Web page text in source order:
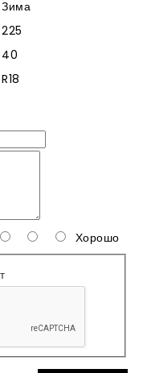
Зима
225
40
R18
Хорошо